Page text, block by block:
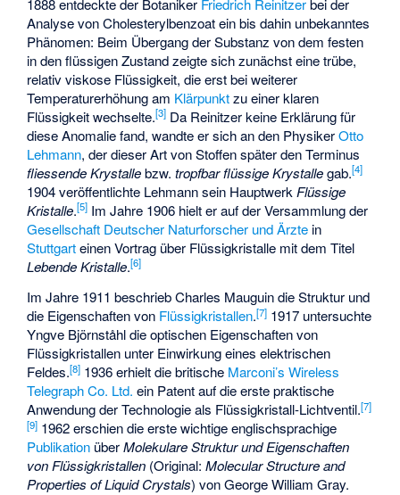
1888 entdeckte der Botaniker Friedrich Reinitzerbei der
Analyse von Cholesterylbenzoat ein bis dahin unbekanntes
Phänomen: Beim Übergang der Substanz von dem festen
in den flüssigen Zustand zeigte sich zunächst eine trübe,
relativ viskose Flüssigkeit, die erst bei weiterer
Temperaturerhöhung am Klärpunktzu einer klaren
Flüssigkeit wechselte.[3] Da Reinitzer keine Erklärung für
diese Anomalie fand, wandte er sich an den PhysikerOtto
Lehmann, der dieser Art von Stoffen später den Terminus
fliessende Krystallebzw.tropfbar flüssige Krystallegab.[4]
1904 veröffentlichte Lehmann sein Hauptwerk Flüssige
Kristalle.[5] Im Jahre 1906 hielt er auf der Versammlung der
Gesellschaft Deutscher Naturforscher und Ärzte in
Stuttgarteinen Vortrag über Flüssigkristalle mit dem Titel
Lebende Kristalle.[6]
Im Jahre 1911 beschriebCharles Mauguindie Struktur und
die Eigenschaften von Flüssigkristallen.[7] 1917 untersuchte
Yngve Björnståhl die optischen Eigenschaften von
Flüssigkristallen unter Einwirkung eines elektrischen
Feldes.[8] 1936 erhielt die britische Marconi’s Wireless
Telegraph Co. Ltd. ein Patent auf die erste praktische
Anwendung der Technologie als Flüssigkristall-Lichtventil.[7]
[9] 1962 erschien die erste wichtige englischsprachige
Publikation überMolekulare Struktur und Eigenschaften
von Flüssigkristallen (Original:Molecular Structure and
Properties of Liquid Crystals) von George William Gray.